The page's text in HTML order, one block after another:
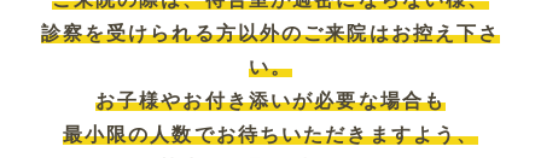
診察を受けられる方以外のご来院はお控え下さ
い。
お子様やお付き添いが必要な場合も
最小限の人数でお待ちいただきますよう、